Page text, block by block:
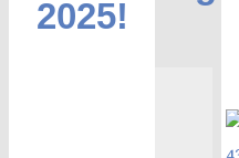
2025!